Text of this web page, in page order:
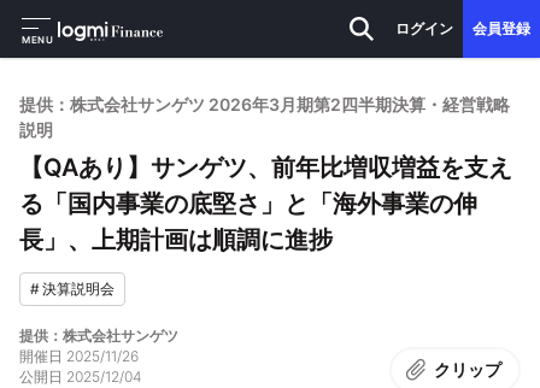
MENU
ログイン 会員登録
提供：株式会社サンゲツ 2026年3月期第2四半期決算・経営戦略
説明
【QAあり】サンゲツ、前年比増収増益を支え
る「国内事業の底堅さ」と「海外事業の伸
長」、上期計画は順調に進捗
#決算説明会
提供：株式会社サンゲツ
開催日 2025/11/26
公開日 2025/12/04 クリップ